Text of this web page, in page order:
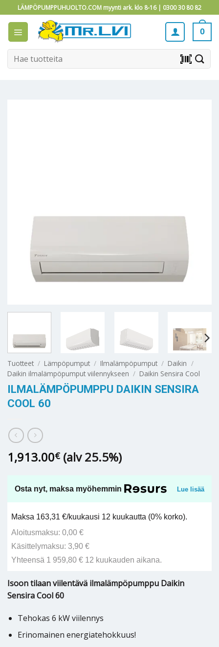
to
content
LÄMPÖPUMPPUHUOLTO.COM myynti ark. klo 8-16 | 0300 30 80 82
0
Etsi: barcode_scanner
Tuotteet / Lämpöpumput / Ilmalämpöpumput / Daikin /
Daikin ilmalämpöpumput viilennykseen / Daikin Sensira Cool
ILMALÄMPÖPUMPPU DAIKIN SENSIRA
COOL 60
1,913.00€ (alv 25.5%)
Osta nyt, maksa myöhemmin Lue lisää
Maksa 163,31 €/kuukausi 12 kuukautta (0% korko).
Aloitusmaksu: 0,00 €
Käsittelymaksu: 3,90 €
Yhteensä 1 959,80 € 12 kuukauden aikana.
Isoon tilaan viilentävä ilmalämpöpumppu Daikin
Sensira Cool 60
Tehokas 6 kW viilennys
Erinomainen energiatehokkuus!